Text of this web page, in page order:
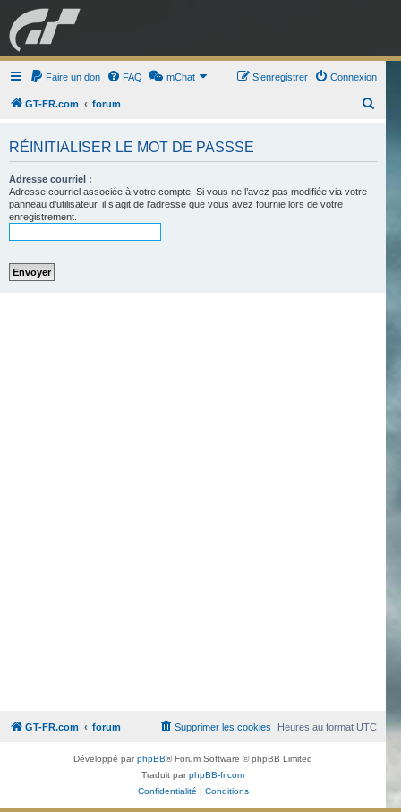
GRAN TURISMO FORUM
ESPORT BOUTIQUE
Faire un don FAQ mChat Connexion
S’enregistrer
GT-FR.com forum
RÉINITIALISER LE MOT DE PASSSE
Adresse courriel :
Adresse courriel associée à votre compte. Si vous ne l’avez pas modifiée via votre
panneau d’utilisateur, il s’agit de l’adresse que vous avez fournie lors de votre
enregistrement.
GT-FR.com forum Heures au formatUTC
Supprimer les cookies
Développé parphpBB® Forum Software © phpBB Limited
Traduit parphpBB-fr.com
Confidentialité | Conditions